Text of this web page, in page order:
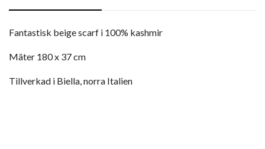
Fantastisk beige scarf i 100% kashmir
Mäter 180 x 37 cm
Tillverkad i Biella, norra Italien